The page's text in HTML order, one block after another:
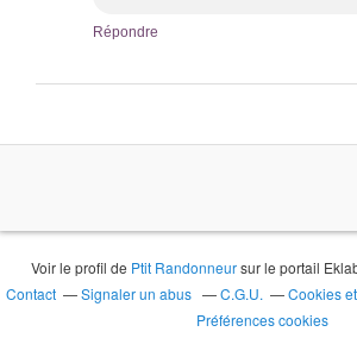
Répondre
Voir le profil de Ptit Randonneursur le portail
Contact
Signaler un abus C.G.U.
Cookies
Préférences cookies